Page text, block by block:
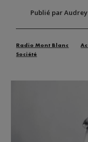
Publié par
Radio Mont Blanc
Société